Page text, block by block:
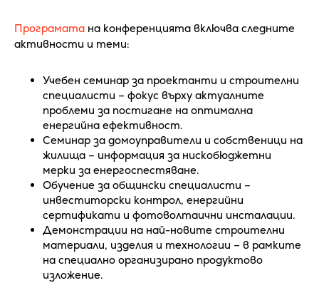
Програмата на конференцията включва следните
активности и теми:
Учебен семинар за проектанти и строителни
специалисти – фокус върху актуалните
проблеми за постигане на оптимална
енергийна ефективност.
Семинар за домоуправители и собственици на
жилища – информация за нискобюджетни
мерки за енергоспестяване.
Обучение за общински специалисти –
инвеститорски контрол, енергийни
сертификати и фотоволтаични инсталации.
Демонстрации на най-новите строителни
материали, изделия и технологии – в рамките
на специално организирано продуктово
изложение.